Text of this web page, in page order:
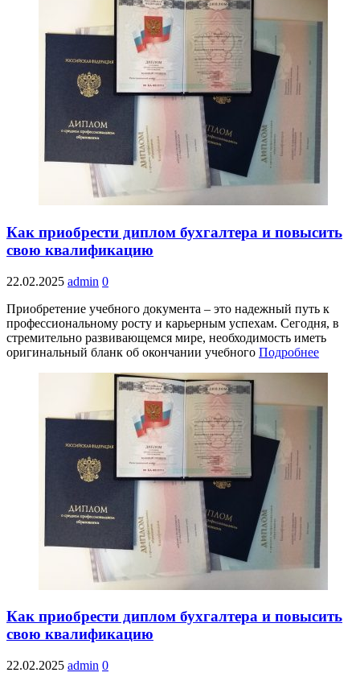
Как приобрести диплом бухгалтера и повысить
свою квалификацию
22.02.2025 admin 0
Приобретение учебного документа – это надежный путь к
профессиональному росту и карьерным успехам. Сегодня, в
стремительно развивающемся мире, необходимость иметь
оригинальный бланк об окончании учебного Подробнее
Как приобрести диплом бухгалтера и повысить
свою квалификацию
22.02.2025 admin 0